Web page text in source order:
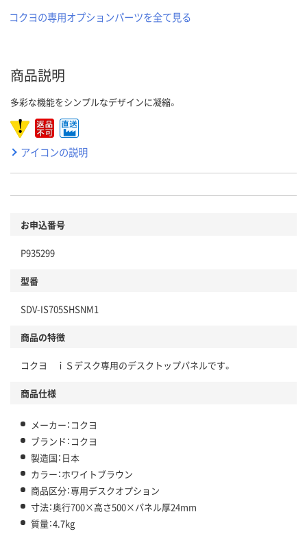
コクヨの専用オプションパーツを全て見る
商品説明
多彩な機能をシンプルなデザインに凝縮。
アイコンの説明
お申込番号
P935299
型番
SDV-IS705SHSNM1
商品の特徴
コクヨ ｉＳデスク専用のデスクトップパネルです。
商品仕様
メーカー：コクヨ
ブランド：コクヨ
製造国：日本
カラー：ホワイトブラウン
商品区分：専用デスクオプション
寸法：奥行700×高さ500×パネル厚24mm
質量：4.7kg